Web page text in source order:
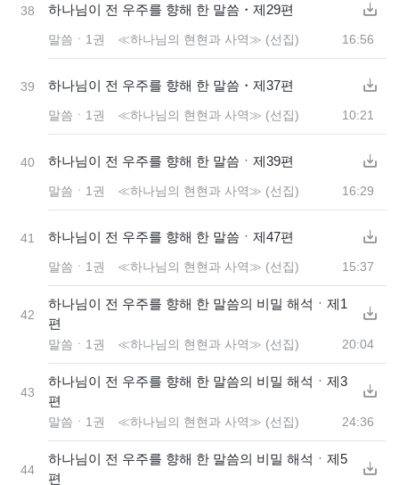
38 하나님이 전 우주를 향해 한 말씀・제29편
말씀ㆍ1권 ≪하나님의 현현과 사역≫ (선집) 16:56
39 하나님이 전 우주를 향해 한 말씀・제37편
말씀ㆍ1권 ≪하나님의 현현과 사역≫ (선집) 10:21
40 하나님이 전 우주를 향해 한 말씀ㆍ제39편
말씀ㆍ1권 ≪하나님의 현현과 사역≫ (선집) 16:29
41 하나님이 전 우주를 향해 한 말씀ㆍ제47편
말씀ㆍ1권 ≪하나님의 현현과 사역≫ (선집) 15:37
42
하나님이 전 우주를 향해 한 말씀의 비밀 해석ㆍ제1
편
말씀ㆍ1권 ≪하나님의 현현과 사역≫ (선집) 20:04
43
하나님이 전 우주를 향해 한 말씀의 비밀 해석ㆍ제3
편
말씀ㆍ1권 ≪하나님의 현현과 사역≫ (선집) 24:36
44
하나님이 전 우주를 향해 한 말씀의 비밀 해석ㆍ제5
편